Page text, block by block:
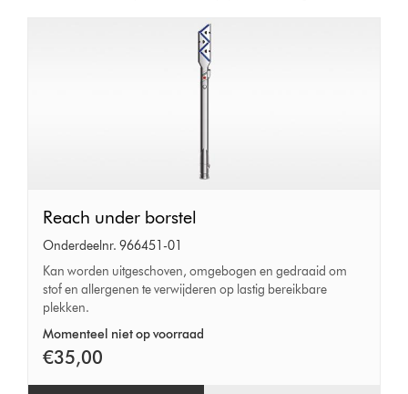
Reach
under
borstel
Reach under borstel
Onderdeelnr. 966451-01
Kan worden uitgeschoven, omgebogen en gedraaid om
stof en allergenen te verwijderen op lastig bereikbare
plekken.
Momenteel niet op voorraad
€35,00